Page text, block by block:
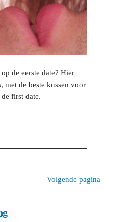
de eerste date? Hier
met de beste kussen voor
first date.
Volgende pagina